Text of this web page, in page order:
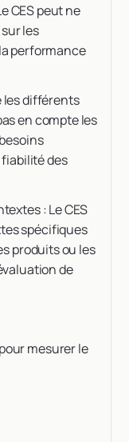
CES peut ne
les
performance
les différents
en compte les
des
: Le CES
spécifiques
produits ou les
de
mesurer le